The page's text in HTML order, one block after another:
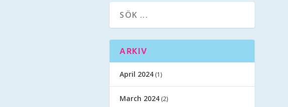
ARKIV
April 2024 (1)
March 2024 (2)